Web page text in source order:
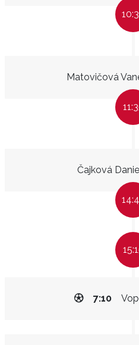
Matovičová
Čajková
7:10